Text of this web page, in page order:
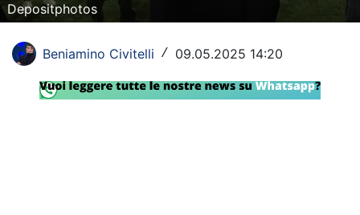
Formula 1
Tennis
Vela
Depositphotos
Beniamino Civitelli / 09.05.2025 14:20